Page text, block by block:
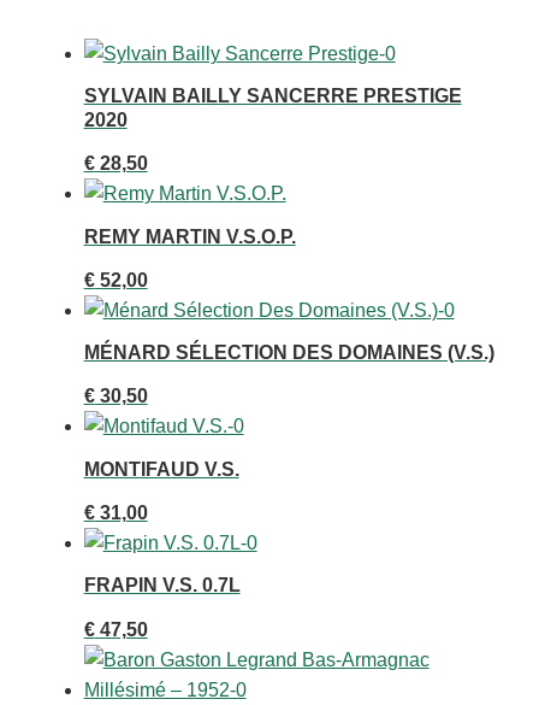
SYLVAIN BAILLY SANCERRE PRESTIGE
2020
€28,50
REMY MARTIN V.S.O.P.
€52,00
MÉNARD SÉLECTION DES DOMAINES (V.S.)
€30,50
MONTIFAUD V.S.
€31,00
FRAPIN V.S. 0.7L
€47,50